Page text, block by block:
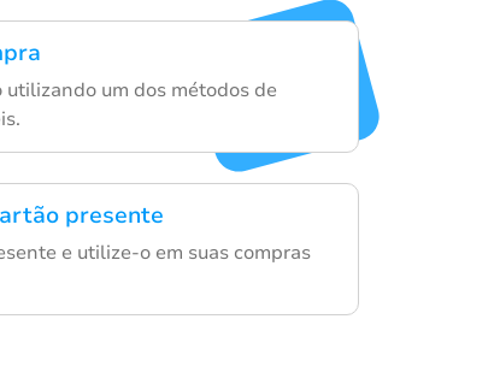
utilizando um dos métodos de
presente
e utilize-o em suas compras